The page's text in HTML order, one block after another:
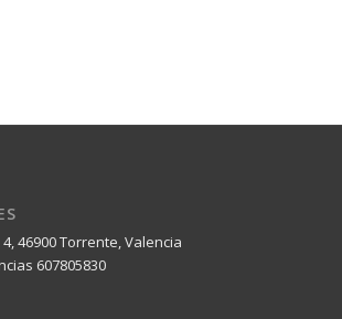
46900 Torrente, Valencia
607805830